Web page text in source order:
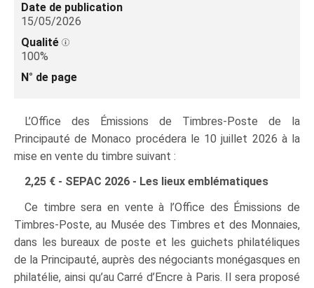
Date de publication
15/05/2026
Qualité
100%
N° de page
L’Office des Émissions de Timbres-Poste de la
Principauté de Monaco procédera le 10 juillet 2026 à la
mise en vente du timbre suivant :
2,25 € - SEPAC 2026 - Les lieux emblématiques
Ce timbre sera en vente à l’Office des Émissions de
Timbres-Poste, au Musée des Timbres et des Monnaies,
dans les bureaux de poste et les guichets philatéliques
de la Principauté, auprès des négociants monégasques en
philatélie, ainsi qu’au Carré d’Encre à Paris. Il sera proposé